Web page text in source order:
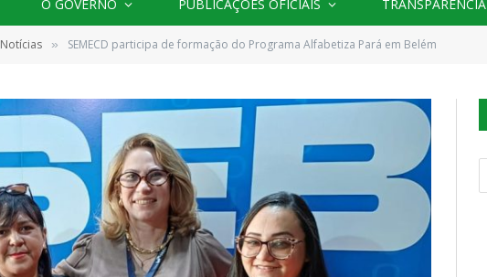
O GOVERNO PUBLICAÇÕES OFICIAIS TRANSPARÊNCIA
Notícias » SEMECD participa de formação do Programa Alfabetiza Pará em Belém